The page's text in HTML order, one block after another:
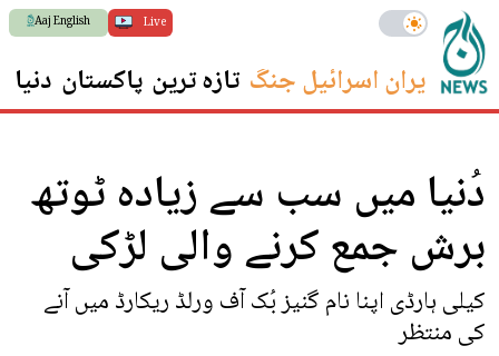
Live
Aaj English
ایران اسرائیل جنگ تازہ ترین پاکستان دنیا
دُنیا میں سب سے زیادہ ٹوتھ
برش جمع کرنے والی لڑکی
کیلی ہارڈی اپنا نام گنیز بُک آف ورلڈ ریکارڈ میں آنے
کی منتظر